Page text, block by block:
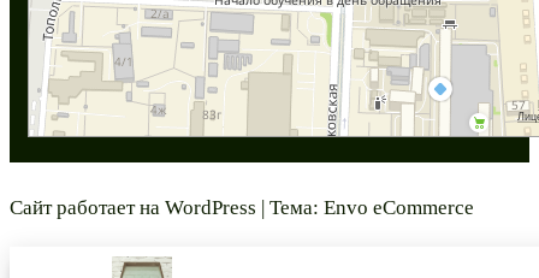
Сайт работает на WordPress | Тема: Envo eCommerce